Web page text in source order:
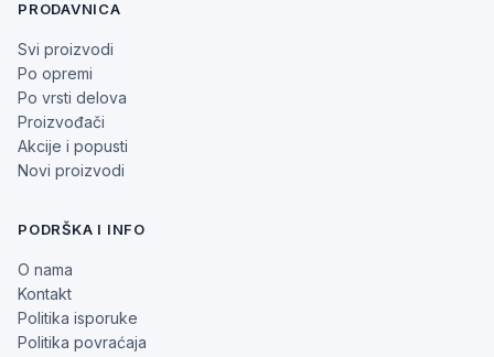
PRODAVNICA
Svi proizvodi
Po opremi
Po vrsti delova
Proizvođači
Akcije i popusti
Novi proizvodi
PODRŠKA I INFO
O nama
Kontakt
Politika isporuke
Politika povraćaja